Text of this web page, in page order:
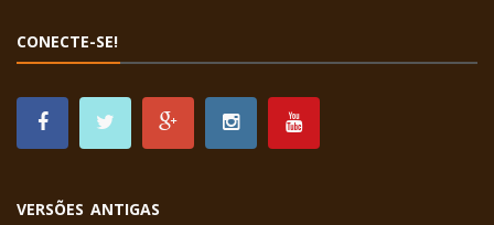
CONECTE-SE!
VERSÕES ANTIGAS